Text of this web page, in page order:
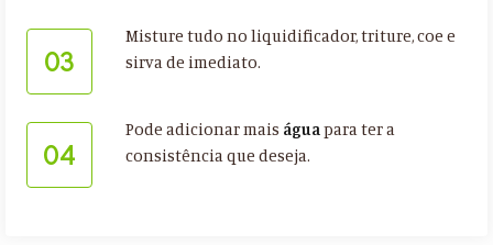
03
Misture tudo no liquidificador, triture, coe e
sirva de imediato.
04
Pode adicionar mais águapara ter a
consistência que deseja.